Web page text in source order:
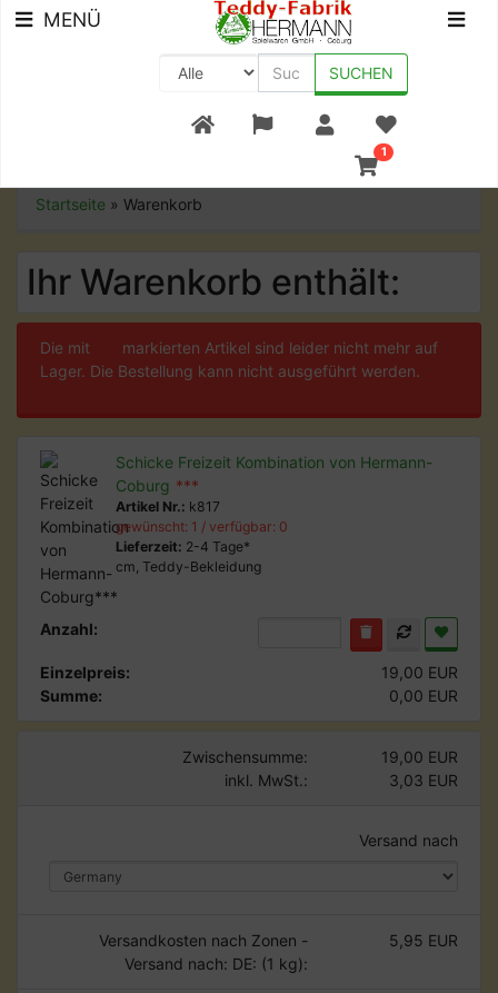
+49 (0) 9561-8590-0
MENÜ
SUCHEN
1
Startseite » Warenkorb
Ihr Warenkorb enthält:
Die mit
markierten Artikel sind leider nicht mehr auf
Lager. Die Bestellung kann nicht ausgeführt werden.
Schicke Freizeit Kombination von Hermann-
Coburg ***
Artikel Nr.: k817
gewünscht: 1 / verfügbar: 0
Lieferzeit: 2-4 Tage*
cm, Teddy-Bekleidung
Anzahl:
Einzelpreis:
19,00 EUR
Summe:
0,00 EUR
Zwischensumme:
19,00 EUR
inkl. MwSt.:
3,03 EUR
Versand nach
Versandkosten nach Zonen -
Versand nach: DE: (1 kg):
5,95 EUR